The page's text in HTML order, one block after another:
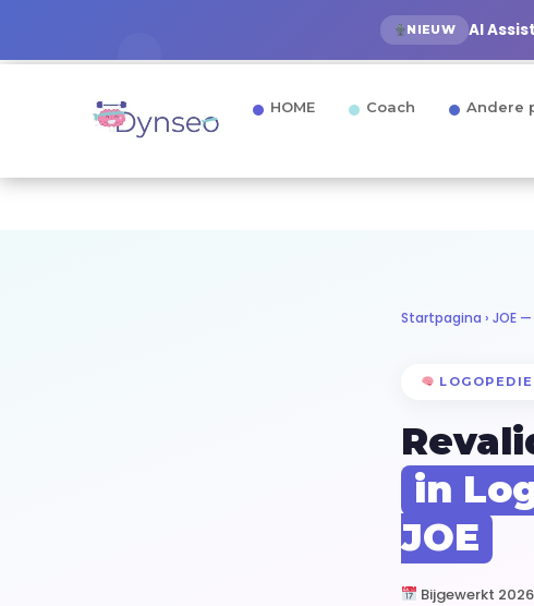
NIEUW AI
HOME Coach Andere
Startpagina › JOE
in
JOE
Bijgewerkt 2026